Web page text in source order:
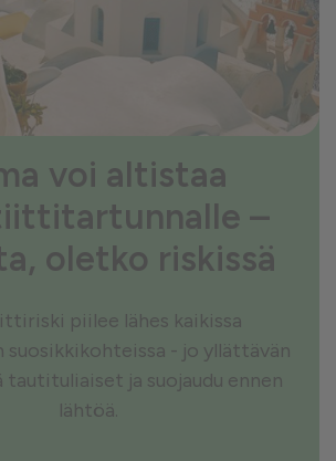
voi altistaa
–
oletko riskissä
piilee lähes kaikissa
suosikkikohteissa - jo yllättävän
tautituliaiset ja suojaudu ennen
lähtöä.